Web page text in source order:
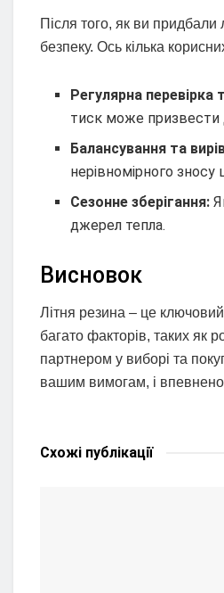
Після того, як ви придбали
безпеку. Ось кілька
Регулярна перевірка
тиск може призвести
Балансування та
нерівномірного зносу
Сезонне зберігання:
джерел тепла.
Висновок
Літня резина – це
багато факторів, таких як
партнером у виборі та
вашим вимогам, і впевнено
Схожі публікації